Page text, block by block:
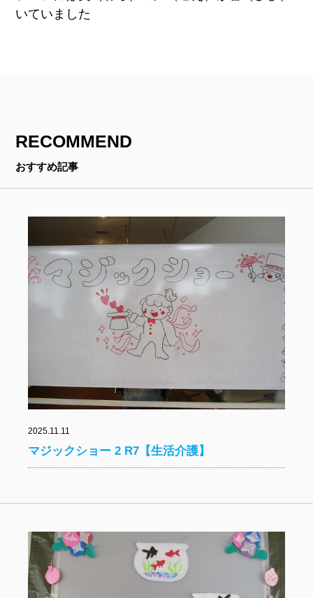
いていました
RECOMMEND
おすすめ記事
2025.11.11
マジックショー 2 R7【生活介護】